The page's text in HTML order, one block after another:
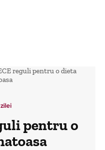
reguli pentru o dieta
pentru o